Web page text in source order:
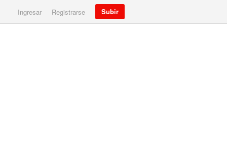
Ingresar Registrarse Subir